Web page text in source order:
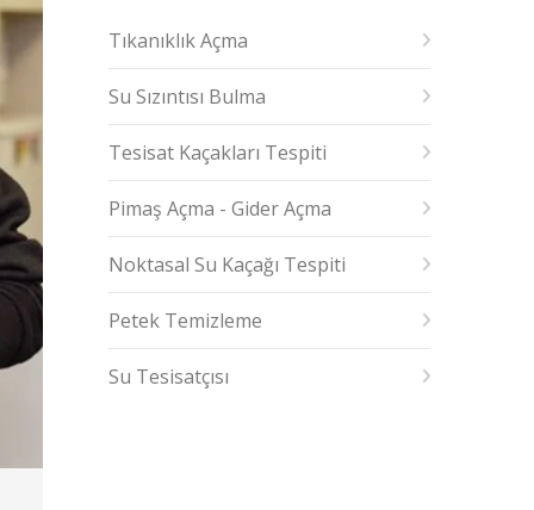
Tıkanıklık Açma
Su Sızıntısı Bulma
Tesisat Kaçakları Tespiti
Pimaş Açma - Gider Açma
Noktasal Su Kaçağı Tespiti
Petek Temizleme
Su Tesisatçısı